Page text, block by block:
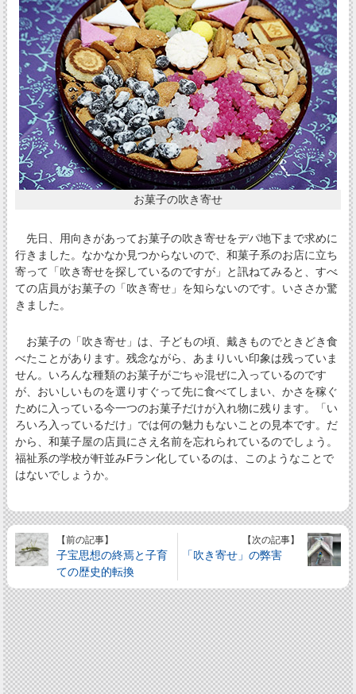
お菓子の吹き寄せ
先日、用向きがあってお菓子の吹き寄せをデパ地下まで求めに
行きました。なかなか見つからないので、和菓子系のお店に立ち
寄って「吹き寄せを探しているのですが」と訊ねてみると、すべ
ての店員がお菓子の「吹き寄せ」を知らないのです。いささか驚
きました。
お菓子の「吹き寄せ」は、子どもの頃、戴きものでときどき食
べたことがあります。残念ながら、あまりいい印象は残っていま
せん。いろんな種類のお菓子がごちゃ混ぜに入っているのです
が、おいしいものを選りすぐって先に食べてしまい、かさを稼ぐ
ために入っている今一つのお菓子だけが入れ物に残ります。「い
ろいろ入っているだけ」では何の魅力もないことの見本です。だ
から、和菓子屋の店員にさえ名前を忘れられているのでしょう。
福祉系の学校が軒並みFラン化しているのは、このようなことで
はないでしょうか。
【前の記事】
子宝思想の終焉と子育
ての歴史的転換
【次の記事】
「吹き寄せ」の弊害